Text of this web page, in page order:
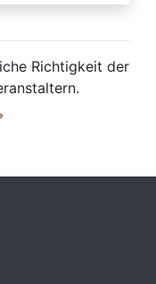
Richtigkeit der